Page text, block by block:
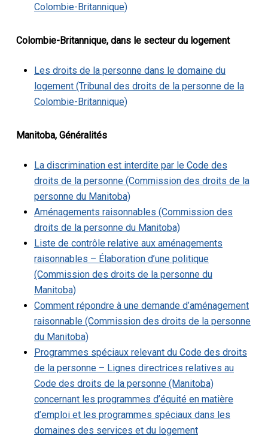
Colombie-Britannique)
Colombie-Britannique, dans le secteur du logement
Les droits de la personne dans le domaine du
logement (Tribunal des droits de la personne de la
Colombie-Britannique)
Manitoba, Généralités
La discrimination est interdite par le Code des
droits de la personne (Commission des droits de la
personne du Manitoba)
Aménagements raisonnables (Commission des
droits de la personne du Manitoba)
Liste de contrôle relative aux aménagements
raisonnables – Élaboration d’une politique
(Commission des droits de la personne du
Manitoba)
Comment répondre à une demande d’aménagement
raisonnable (Commission des droits de la personne
du Manitoba)
Programmes spéciaux relevant du Code des droits
de la personne – Lignes directrices relatives au
Code des droits de la personne (Manitoba)
concernant les programmes d’équité en matière
d’emploi et les programmes spéciaux dans les
domaines des services et du logement